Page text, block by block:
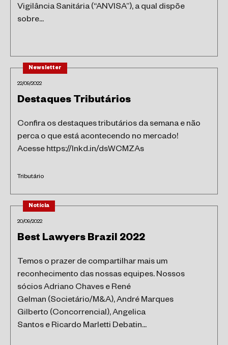
Vigilância Sanitária (“ANVISA”), a qual dispõe
sobre...
Newsletter
22/09/2022
Destaques Tributários
Confira os destaques tributários da semana e não
perca o que está acontecendo no mercado!
Acesse https://lnkd.in/dsWCMZAs
Tributário
Notícia
20/09/2022
Best Lawyers Brazil 2022
Temos o prazer de compartilhar mais um
reconhecimento das nossas equipes. Nossos
sócios Adriano Chaves e René
Gelman (Societário/M&A), André Marques
Gilberto (Concorrencial), Angelica
Santos e Ricardo Marletti Debatin...